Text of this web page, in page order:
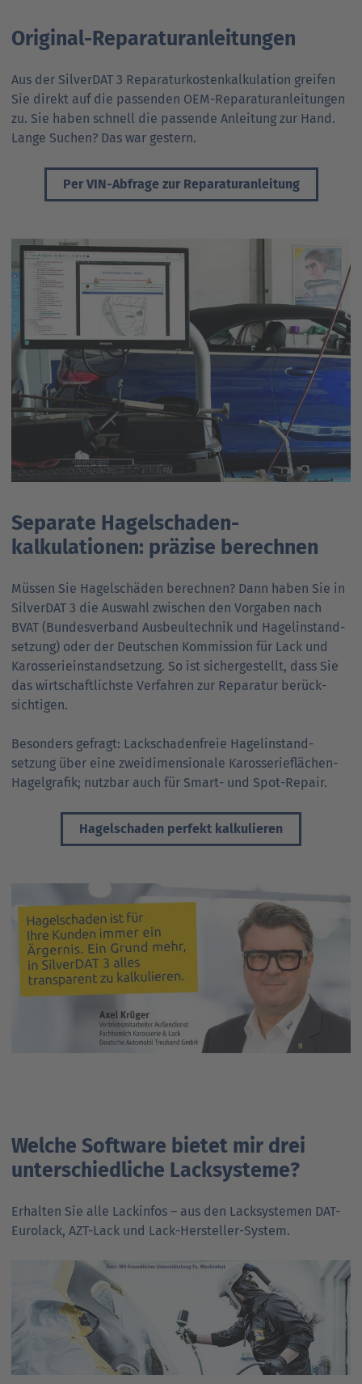
Original-Reparatur­anleitungen
Aus der SilverDAT 3 Reparatur­kosten­kalkulation greifen
Sie direkt auf die passenden OEM-Reparatur­anleitungen
zu. Sie haben schnell die passende Anleitung zur Hand.
Lange Suchen? Das war gestern.
Per VIN-Abfrage zur Reparatur­anleitung
Separate Hagelschaden­
kalkulationen: präzise berechnen
Müssen Sie Hagelschäden berechnen? Dann haben Sie in
SilverDAT 3 die Auswahl zwischen den Vorgaben nach
BVAT (Bundesverband Ausbeul­technik und Hagel­instand­
setzung) oder der Deutschen Kommission für Lack und
Karosserie­instand­setzung. So ist sicher­gestellt, dass Sie
das wirtschaft­lichste Verfahren zur Reparatur berück­
sichtigen.
Besonders gefragt: Lackschaden­freie Hagel­instand­
setzung über eine zweidimensionale Karosserie­flächen-
Hagelgrafik; nutzbar auch für Smart- und Spot-Repair.
Hagelschaden perfekt kalkulieren
Welche Software bietet mir drei
unterschiedliche Lacksysteme?
Erhalten Sie alle Lackinfos – aus den Lacksystemen DAT-
Eurolack, AZT-Lack und Lack-Hersteller-System.